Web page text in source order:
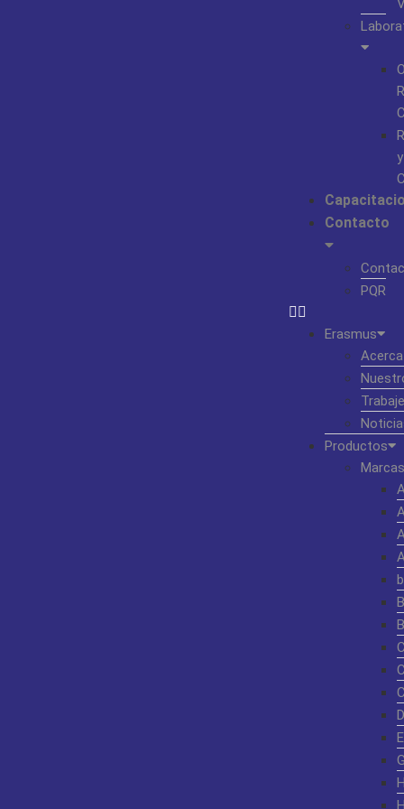
y
Contacto
PQR
Erasmus
Productos